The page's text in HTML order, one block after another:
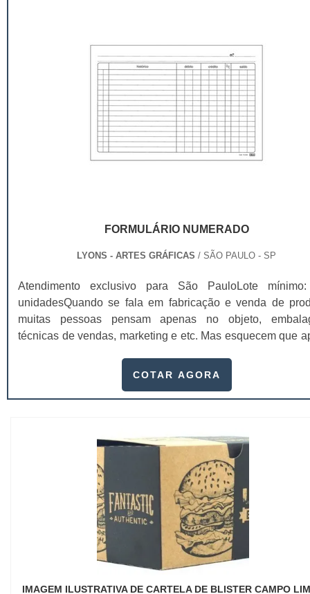
FORMULÁRIO NUMERADO
LYONS - ARTES GRÁFICAS / SÃO PAULO - SP
Atendimento exclusivo para São PauloLote
unidadesQuando se fala em fabricação e venda de
muitas pessoas pensam apenas no objeto,
técnicas de vendas, marketing e etc. Mas esquecem que
esforços podem não valer a pena. Nesse quesito, o
este item, pode promover diversos ben...
COTAR AGORA
IMAGEM ILUSTRATIVA DE CARTELA DE BLISTER CAMPO